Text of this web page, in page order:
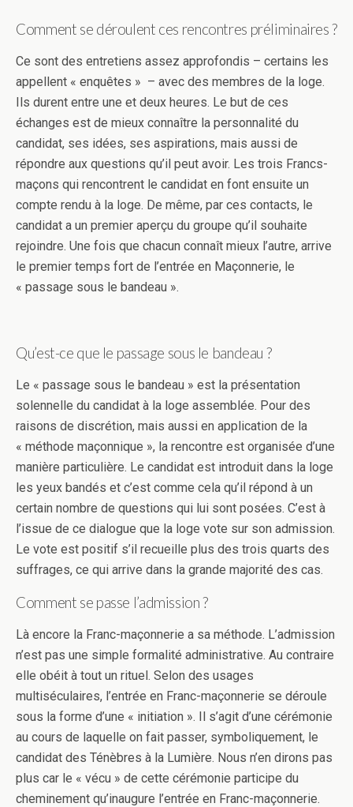
Comment se déroulent ces rencontres préliminaires ?
Ce sont des entretiens assez approfondis – certains les
appellent « enquêtes » – avec des membres de la loge.
Ils durent entre une et deux heures. Le but de ces
échanges est de mieux connaître la personnalité du
candidat, ses idées, ses aspirations, mais aussi de
répondre aux questions qu’il peut avoir. Les trois Francs-
maçons qui rencontrent le candidat en font ensuite un
compte rendu à la loge. De même, par ces contacts, le
candidat a un premier aperçu du groupe qu’il souhaite
rejoindre. Une fois que chacun connaît mieux l’autre, arrive
le premier temps fort de l’entrée en Maçonnerie, le
« passage sous le bandeau ».
Qu’est-ce que le passage sous le bandeau ?
Le « passage sous le bandeau » est la présentation
solennelle du candidat à la loge assemblée. Pour des
raisons de discrétion, mais aussi en application de la
« méthode maçonnique », la rencontre est organisée d’une
manière particulière. Le candidat est introduit dans la loge
les yeux bandés et c’est comme cela qu’il répond à un
certain nombre de questions qui lui sont posées. C’est à
l’issue de ce dialogue que la loge vote sur son admission.
Le vote est positif s’il recueille plus des trois quarts des
suffrages, ce qui arrive dans la grande majorité des cas.
Comment se passe l’admission ?
Là encore la Franc-maçonnerie a sa méthode. L’admission
n’est pas une simple formalité administrative. Au contraire
elle obéit à tout un rituel. Selon des usages
multiséculaires, l’entrée en Franc-maçonnerie se déroule
sous la forme d’une « initiation ». Il s’agit d’une cérémonie
au cours de laquelle on fait passer, symboliquement, le
candidat des Ténèbres à la Lumière. Nous n’en dirons pas
plus car le « vécu » de cette cérémonie participe du
cheminement qu’inaugure l’entrée en Franc-maçonnerie.